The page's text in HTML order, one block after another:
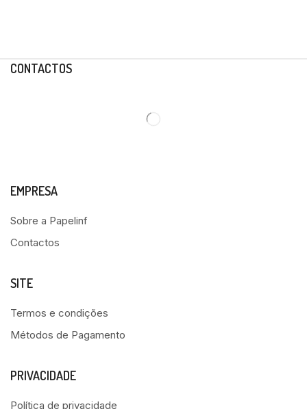
CONTACTOS
EMPRESA
Sobre a Papelinf
Contactos
SITE
Termos e condições
Métodos de Pagamento
PRIVACIDADE
Política de privacidade